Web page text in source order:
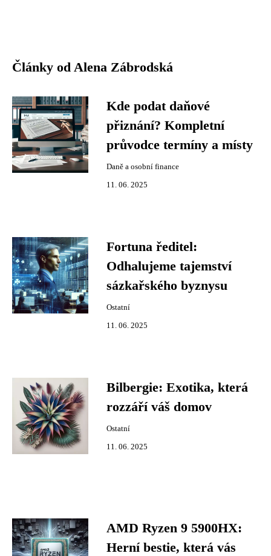
Články od Alena Zábrodská
Kde podat daňové
přiznání? Kompletní
průvodce termíny a místy
Daně a osobní finance
11. 06. 2025
Fortuna ředitel:
Odhalujeme tajemství
sázkařského byznysu
Ostatní
11. 06. 2025
Bilbergie: Exotika, která
rozzáří váš domov
Ostatní
11. 06. 2025
AMD Ryzen 9 5900HX:
Herní bestie, která vás